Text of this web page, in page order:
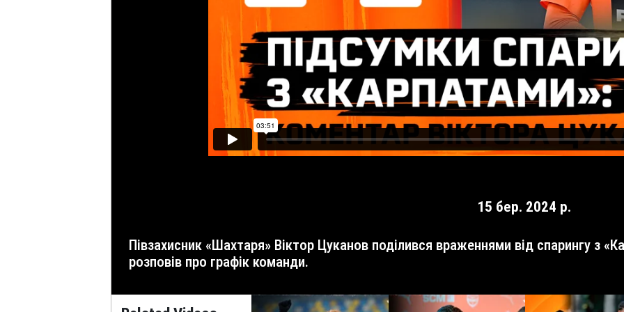
15 бер. 2024 р.
Півзахисник «Шахтаря» Віктор Цуканов поділився враженнями від спарингу з «Карпатами» (2:2), оцінив форму Траоре та
розповів про графік команди.